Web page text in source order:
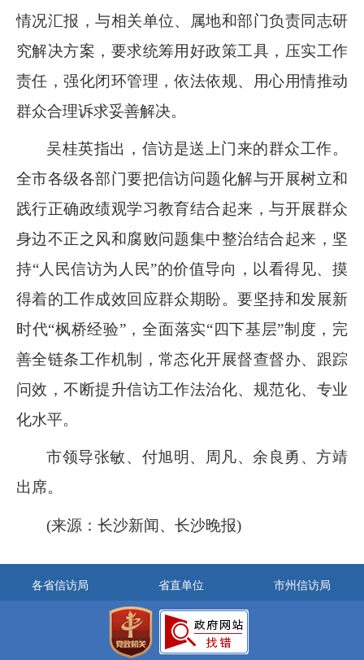
情况汇报，与相关单位、属地和部门负责同志研
究解决方案，要求统筹用好政策工具，压实工作
责任，强化闭环管理，依法依规、用心用情推动
群众合理诉求妥善解决。
吴桂英指出，信访是送上门来的群众工作。
全市各级各部门要把信访问题化解与开展树立和
践行正确政绩观学习教育结合起来，与开展群众
身边不正之风和腐败问题集中整治结合起来，坚
持“人民信访为人民”的价值导向，以看得见、摸
得着的工作成效回应群众期盼。要坚持和发展新
时代“枫桥经验”，全面落实“四下基层”制度，完
善全链条工作机制，常态化开展督查督办、跟踪
问效，不断提升信访工作法治化、规范化、专业
化水平。
市领导张敏、付旭明、周凡、余良勇、方靖
出席。
(来源：长沙新闻、长沙晚报)
各省信访局 省直单位 市州信访局